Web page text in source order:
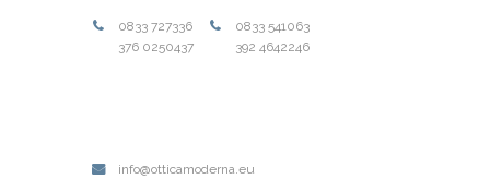
0833 727336
376 0250437
0833 541063
392 4642246
info@otticamoderna.eu